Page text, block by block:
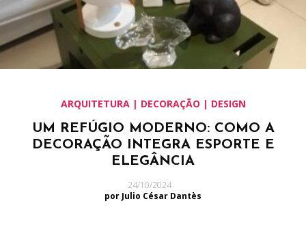
ARQUITETURA | DECORAÇÃO | DESIGN
UM REFÚGIO MODERNO: COMO A
DECORAÇÃO INTEGRA ESPORTE E
ELEGÂNCIA
24/10/2024
por Julio César Dantès